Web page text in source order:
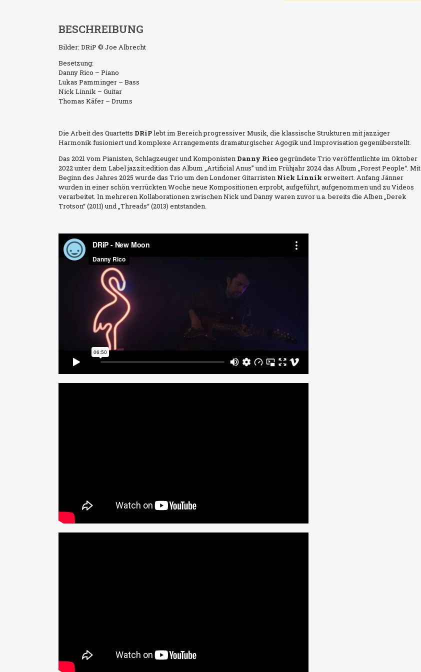
BESCHREIBUNG
Bilder: DRiP © Joe Albrecht
Besetzung:
Danny Rico – Piano
Lukas Pamminger – Bass
Nick Linnik – Guitar
Thomas Käfer – Drums
Die Arbeit des Quartetts DRiPlebt im Bereich progressiver Musik, die klassische Strukturen mit jazziger
Harmonik fusioniert und komplexe Arrangements dramaturgischer Agogik und Improvisation gegenüberstellt.
Das 2021 vom Pianisten, Schlagzeuger und Komponisten Danny Ricogegründete Trio veröffentlichte im Oktober
2022 unter dem Label jazzit:edition das Album „Artificial Anus” und im Frühjahr 2024 das Album „Forest People“. Mit
Beginn des Jahres 2025 wurde das Trio um den Londoner Gitarristen Nick Linnik erweitert. Anfang Jänner
wurden in einer schön verrückten Woche neue Kompositionen erprobt, aufgeführt, aufgenommen und zu Videos
verarbeitet. In mehreren Kollaborationen zwischen Nick und Danny waren zuvor u.a. bereits die Alben „Derek
Trotson“ (2011) und „Threads“ (2013) entstanden.